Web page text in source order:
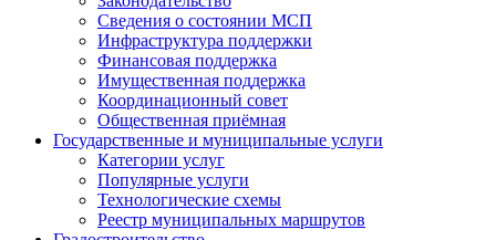
Сведения о состоянии МСП
Инфраструктура поддержки
Финансовая поддержка
Имущественная поддержка
Координационный совет
Общественная приёмная
Государственные и муниципальные услуги
Категории услуг
Популярные услуги
Технологические схемы
Реестр муниципальных маршрутов